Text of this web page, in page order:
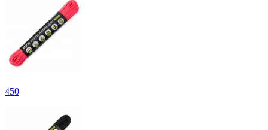
450